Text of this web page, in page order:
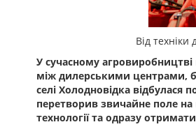
Від
У сучасному
між дилерськими центрами,
селі Холодновідка відбулася
перетворив звичайне поле на
технології та одразу